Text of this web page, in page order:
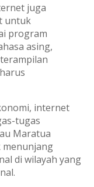
juga
untuk
program
asing,
internet
tugas
Maratua
di wilayah yang